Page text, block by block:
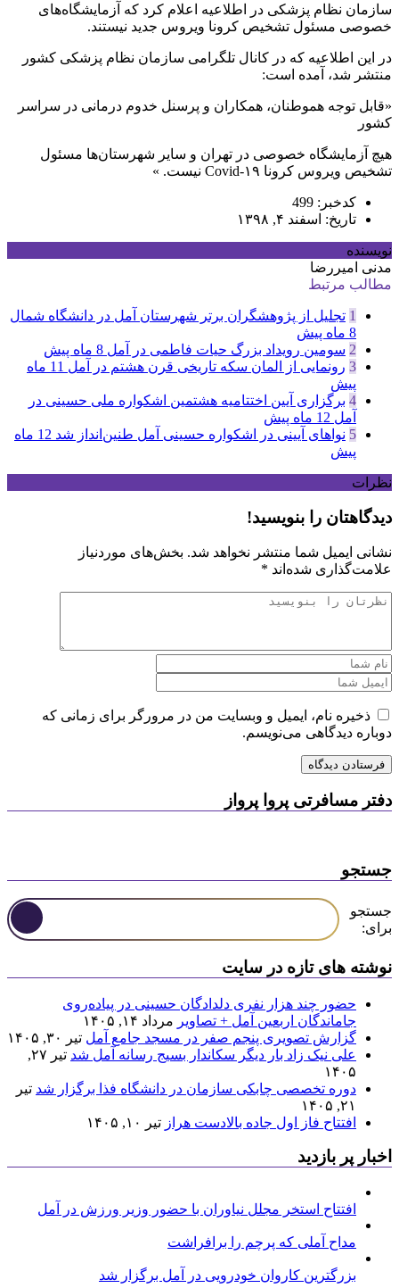
سازمان نظام پزشکی در اطلاعیه اعلام کرد که آزمایشگاه‌های
خصوصی مسئول تشخیص کرونا ویروس جدید نیستند.
در این اطلاعیه که در کانال تلگرامی سازمان نظام پزشکی کشور
منتشر شد، آمده است:
«قابل توجه هموطنان، همکاران و پرسنل خدوم درمانی در سراسر
کشور
هیچ آزمایشگاه خصوصی در تهران و سایر شهرستان‌ها مسئول
تشخیص ویروس کرونا Covid-۱۹ نیست. »
کدخبر: 499
تاریخ: اسفند ۴, ۱۳۹۸
نویسنده
مدنی امیررضا
مطالب مرتبط
1 تجلیل از پژوهشگران برتر شهرستان آمل در دانشگاه شمال
8 ماه پیش
2 سومین رویداد بزرگ حیات فاطمی در آمل 8 ماه پیش
3 رونمایی از المان سکه تاریخی قرن هشتم در آمل
11 ماه
پیش
4 برگزاری آیین اختتامیه هشتمین اشکواره ملی حسینی در
آمل 12 ماه پیش
5 نواهای آیینی در اشکواره حسینی آمل طنین‌انداز شد
12 ماه
پیش
نظرات
دیدگاهتان را بنویسید!
نشانی ایمیل شما منتشر نخواهد شد. بخش‌های موردنیاز
علامت‌گذاری شده‌اند *
ذخیره نام، ایمیل و وبسایت من در مرورگر برای زمانی که
دوباره دیدگاهی می‌نویسم.
دفتر مسافرتی پروا پرواز
جستجو
جستجو
برای:
نوشته های تازه در سایت
حضور چند هزار نفری دلدادگان حسینی در پیاده‌روی
جاماندگان اربعین آمل + تصاویر مرداد ۱۴, ۱۴۰۵
گزارش تصویری پنجم صفر در مسجد جامع آمل تیر ۳۰, ۱۴۰۵
علی نیک زاد بار دیگر سکاندار بسیج رسانه آمل شد
تیر ۲۷,
۱۴۰۵
دوره تخصصی چابکی سازمان در دانشگاه فذا برگزار شد تیر
۲۱, ۱۴۰۵
افتتاح فاز اول جاده بالادست هراز تیر ۱۰, ۱۴۰۵
اخبار پر بازدید
افتتاح استخر مجلل نیاوران با حضور وزیر ورزش در آمل
مداح آملی که پرچم را برافراشت
بزرگترین کاروان خودرویی در آمل برگزار شد